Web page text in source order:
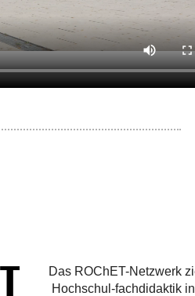
Das ROChET-Netzwerk
Hochschul-fachdidaktik